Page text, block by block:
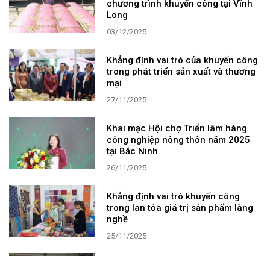
chương trình khuyến công tại Vĩnh
Long
03/12/2025
Khẳng định vai trò của khuyến công
trong phát triển sản xuất và thương
mại
27/11/2025
Khai mạc Hội chợ Triển lãm hàng
công nghiệp nông thôn năm 2025
tại Bắc Ninh
26/11/2025
Khẳng định vai trò khuyến công
trong lan tỏa giá trị sản phẩm làng
nghề
25/11/2025